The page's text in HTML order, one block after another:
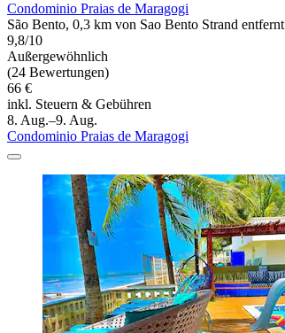
Condominio Praias de Maragogi
São Bento, 0,3 km von Sao Bento Strand entfernt
9,8/10
Außergewöhnlich
(24 Bewertungen)
66 €
inkl. Steuern & Gebühren
8. Aug.–9. Aug.
Condominio Praias de Maragogi